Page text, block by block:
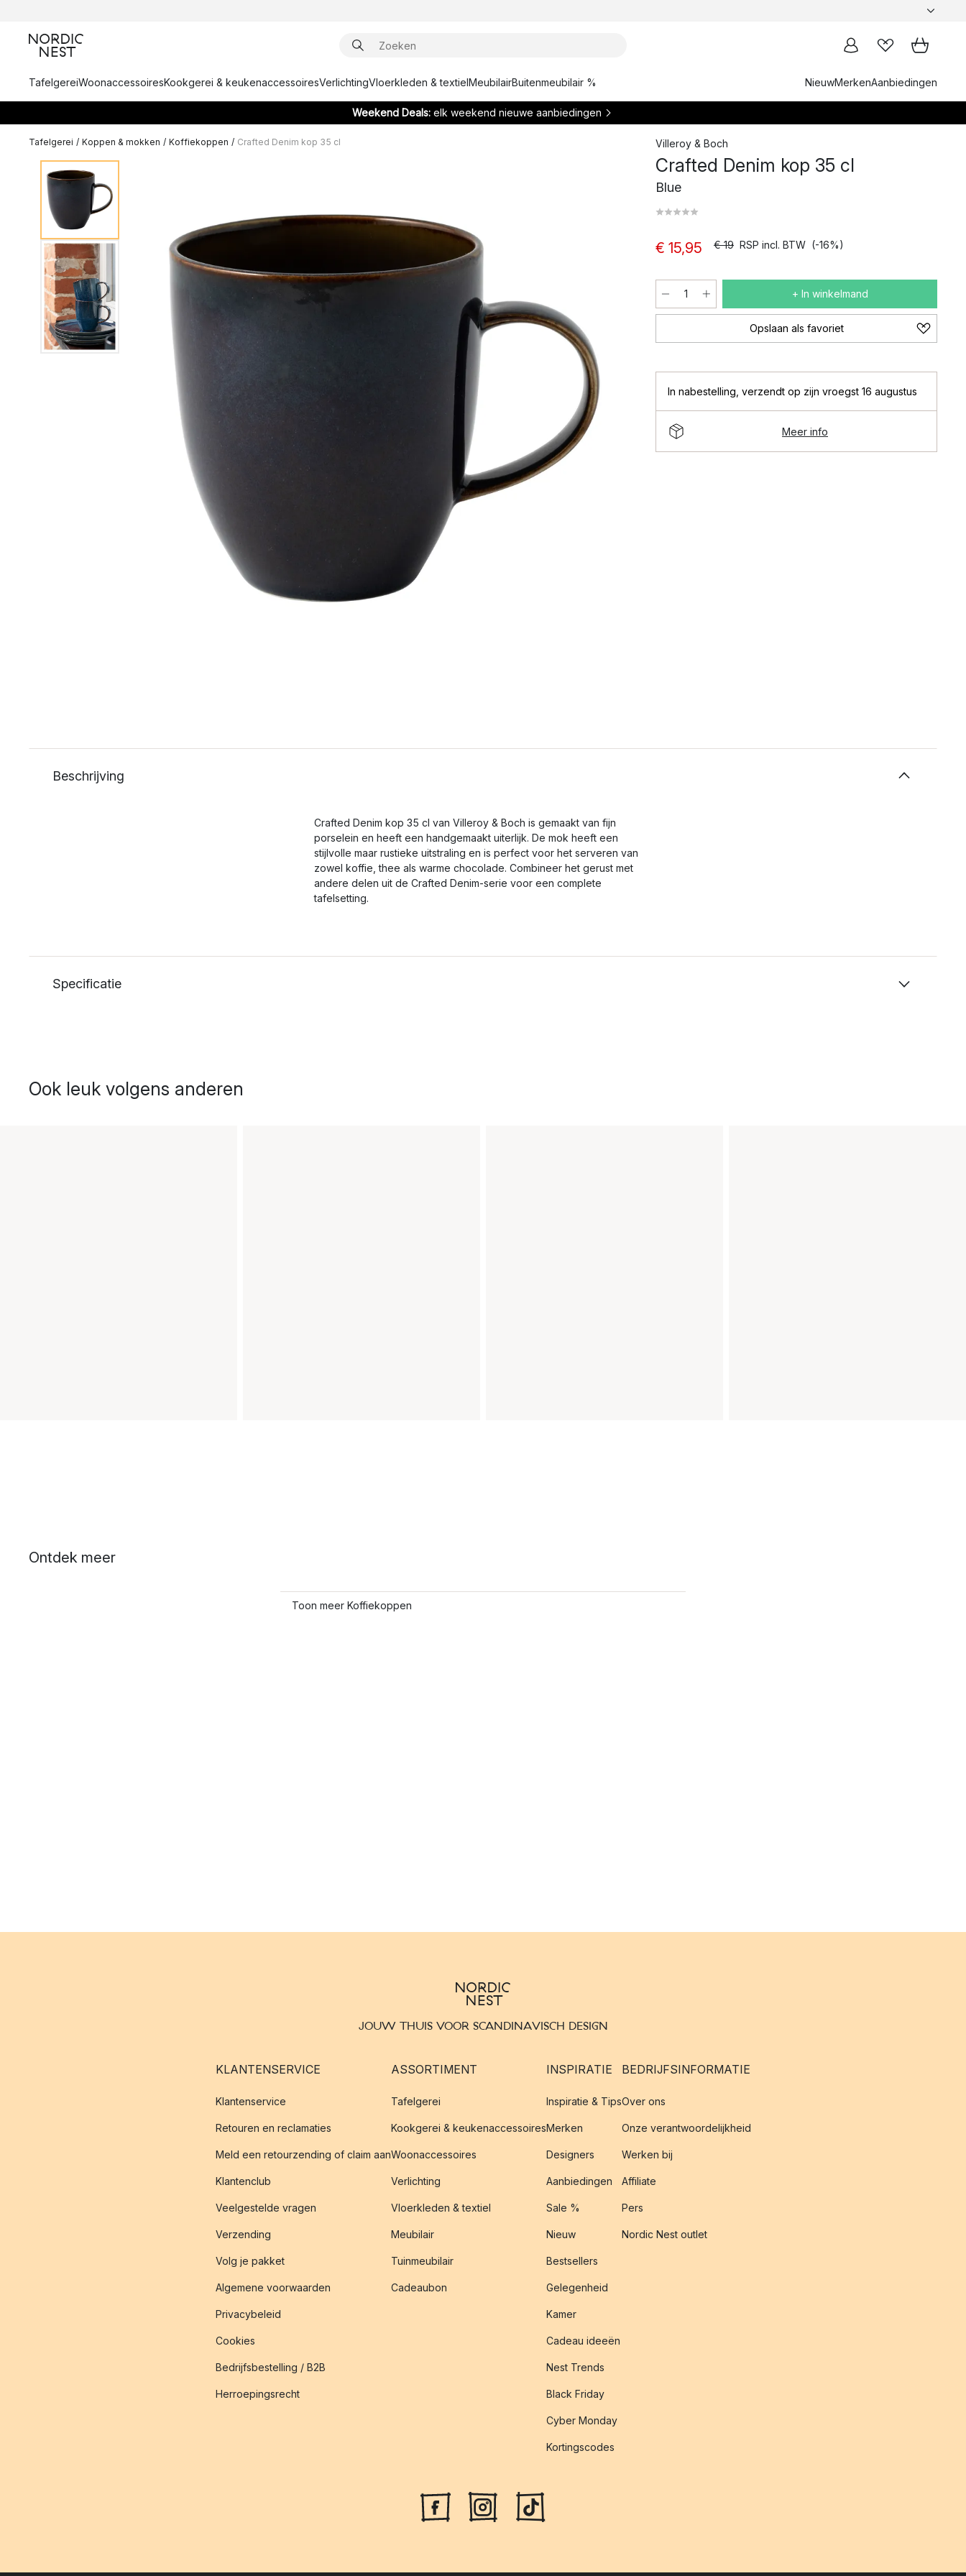
TafelgereiWoonaccessoiresKookgerei & keukenaccessoiresVerlichtingVloerkleden & textielMeubilairBuitenmeubilair % NieuwMerkenAanbiedingen
Weekend Deals: elk weekend nieuwe aanbiedingen
Tafelgerei / Koppen & mokken / Koffiekoppen / Crafted Denim kop 35 cl Villeroy & Boch
Crafted Denim kop 35 cl
Blue
€ 15,95 € 19 RSP incl. BTW (-16%)
+ In winkelmand
Opslaan als favoriet
In nabestelling verzendt op zijn vroegst 16 augustus
Meer info
Beschrijving
Crafted Denim kop 35 cl van Villeroy & Boch is gemaakt van fijn
porselein en heeft een handgemaakt uiterlijk. De mok heeft een
stijlvolle maar rustieke uitstraling en is perfect voor het serveren van
zowel koffie, thee als warme chocolade. Combineer het gerust met
andere delen uit de Crafted Denim-serie voor een complete
tafelsetting.
Specificatie
Ook leuk volgens anderen
Ontdek meer
Toon meer Koffiekoppen
JOUW THUIS VOOR SCANDINAVISCH DESIGN
KLANTENSERVICE
Klantenservice
Retouren en reclamaties
Meld een retourzending of claim aan
Klantenclub
Veelgestelde vragen
Verzending
Volg je pakket
Algemene voorwaarden
Privacybeleid
Cookies
Bedrijfsbestelling / B2B
Herroepingsrecht
ASSORTIMENT
Tafelgerei
Kookgerei & keukenaccessoires
Woonaccessoires
Verlichting
Vloerkleden & textiel
Meubilair
Tuinmeubilair
Cadeaubon
INSPIRATIE
Inspiratie & Tips
Merken
Designers
Aanbiedingen
Sale %
Nieuw
Bestsellers
Gelegenheid
Kamer
Cadeau ideeën
Nest Trends
Black Friday
Cyber Monday
Kortingscodes
BEDRIJFSINFORMATIE
Over ons
Onze verantwoordelijkheid
Werken bij
Affiliate
Pers
Nordic Nest outlet